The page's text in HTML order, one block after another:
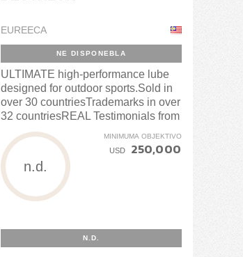
EUREECA
NE DISPONEBLA
ULTIMATE high-performance lube
designed for outdoor sports.Sold in
over 30 countriesTrademarks in over
32 countriesREAL Testimonials from
experts
n.d.
MINIMUMA OBJEKTIVO
USD 250,000
N.D.